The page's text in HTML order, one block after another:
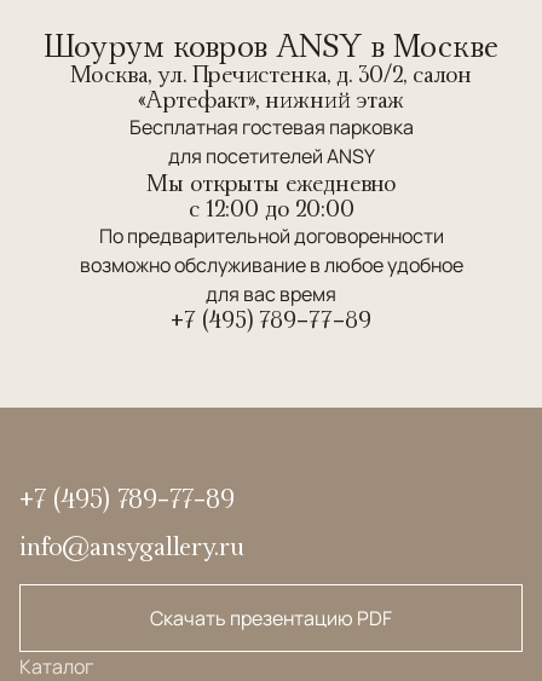
Шоурум ковров ANSY в Москве
Москва, ул. Пречистенка, д. 30/2, салон
«Артефакт», нижний этаж
Бесплатная гостевая парковка
для посетителей ANSY
Мы открыты ежедневно
c 12:00 до 20:00
По предварительной договоренности
возможно обслуживание в любое удобное
для вас время
+7 (495) 789-77-89
+7 (495) 789-77-89
info@ansygallery.ru
Скачать презентацию PDF
Каталог